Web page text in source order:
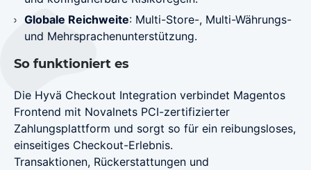
Globale Reichweite: Multi-Store-, Multi-Währungs-
und Mehrsprachenunterstützung.
So funktioniert es
Die Hyvä Checkout Integration verbindet Magentos
Frontend mit Novalnets PCI-zertifizierter
Zahlungsplattform und sorgt so für ein reibungsloses,
einseitiges Checkout-Erlebnis.
Transaktionen, Rückerstattungen und